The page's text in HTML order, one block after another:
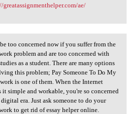
greatassignmenthelper.com/ae/
too concerned now if
too concerned now if you suffer from the
problem and are too concerned with
as a student. There are many options
this problem; Pay Someone To Do My
is one of them. When the Internet
it simple and workable, you're so concerned
era. Just ask someone to do your
to get rid of essay helper online.